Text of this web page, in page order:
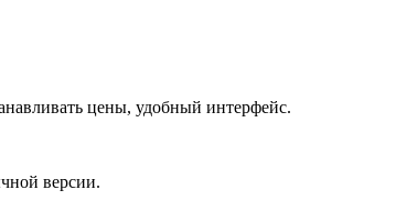
цены, удобный интерфейс.
версии.